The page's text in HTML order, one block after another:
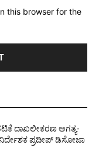
this browser for the
ದಾಖಲೀಕರಣ ಅಗತ್ಯ-
ಪ್ರದೀಪ್ ಡಿಸೋಜಾ